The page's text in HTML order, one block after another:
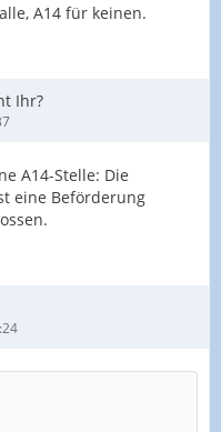
A14 für keinen.
Ihr?
A14-Stelle: Die
eine Beförderung